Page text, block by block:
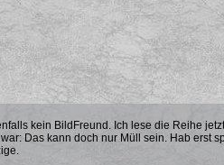
kein BildFreund. Ich lese die Reihe
Das kann doch nur Müll sein. Hab erst